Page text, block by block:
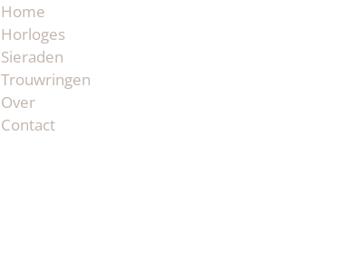
Home
Horloges
Sieraden
Trouwringen
Over
Contact